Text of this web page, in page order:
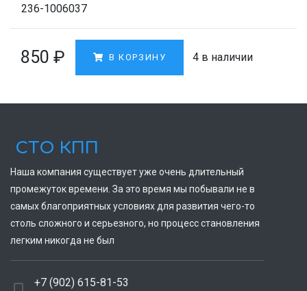
236-1006037
850 ₽ В КОРЗИНУ 4 в наличии
СТО КПП
Наша компания существует уже очень длительный
промежуток времени. За это время мы побывали не в
самых благоприятных условиях для развития чего-то
столь сложного и серьезного, но процесс становления
легким никогда не был
+7 (902) 615-81-53